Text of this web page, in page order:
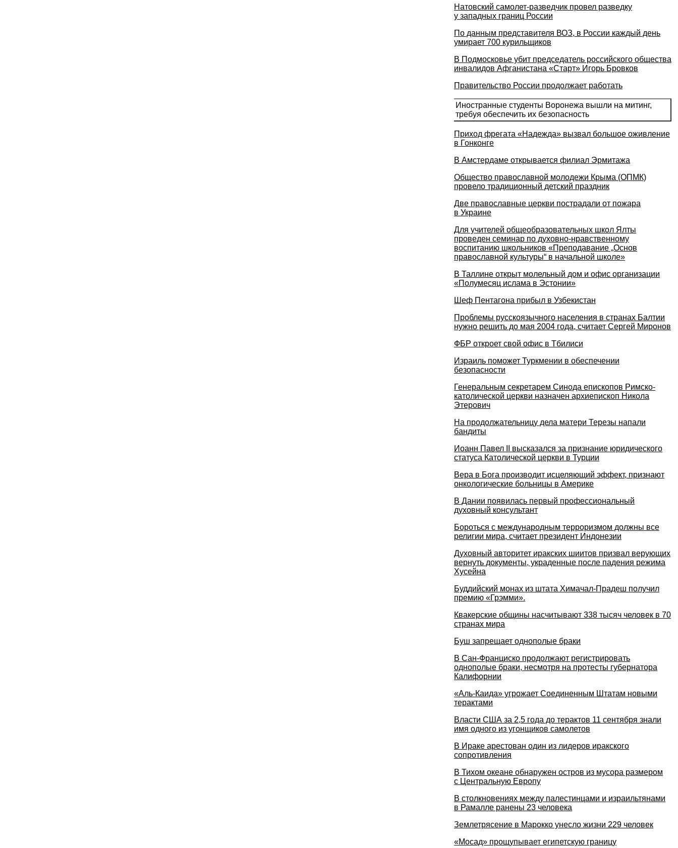
Натовский самолет-разведчик провел разведку
у западных границ России
По данным представителя ВОЗ, в России каждый день
умирает 700 курильщиков
В Подмосковье убит председатель российского общества
инвалидов Афганистана «Старт» Игорь Бровков
Правительство России продолжает работать
Иностранные студенты Воронежа вышли на митинг,
требуя обеспечить их безопасность
Приход фрегата «Надежда» вызвал большое оживление
в Гонконге
В Амстердаме открывается филиал Эрмитажа
Общество православной молодежи Крыма (ОПМК)
провело традиционный детский праздник
Две православные церкви пострадали от пожара
в Украине
Для учителей общеобразовательных школ Ялты
проведен семинар по духовно-нравственному
воспитанию школьников «Преподавание „Основ
православной культуры“ в начальной школе»
В Таллине открыт молельный дом и офис организации
«Полумесяц ислама в Эстонии»
Шеф Пентагона прибыл в Узбекистан
Проблемы русскоязычного населения в странах Балтии
нужно решить до мая 2004 года, считает Сергей Миронов
ФБР откроет свой офис в Тбилиси
Израиль поможет Туркмении в обеспечении
безопасности
Генеральным секретарем Синода епископов Римско-
католической церкви назначен архиепископ Никола
Этерович
На продолжательницу дела матери Терезы напали
бандиты
Иоанн Павел II высказался за признание юридического
статуса Католической церкви в Турции
Вера в Бога производит исцеляющий эффект, признают
онкологические больницы в Америке
В Дании появилась первый профессиональный
духовный консультант
Бороться с международным терроризмом должны все
религии мира, считает президент Индонезии
Духовный авторитет иракских шиитов призвал верующих
вернуть документы, украденные после падения режима
Хусейна
Буддийский монах из штата Химачал-Прадеш получил
премию «Грэмми».
Квакерские общины насчитывают 338 тысяч человек в 70
странах мира
Буш запрещает однополые браки
В Сан-Франциско продолжают регистрировать
однополые браки, несмотря на протесты губернатора
Калифорнии
«Аль-Каида» угрожает Соединенным Штатам новыми
терактами
Власти США за 2,5 года до терактов 11 сентября знали
имя одного из угонщиков самолетов
В Ираке арестован один из лидеров иракского
сопротивления
В Тихом океане обнаружен остров из мусора размером
с Центральную Европу
В столкновениях между палестинцами и израильтянами
в Рамалле ранены 23 человека
Землетрясение в Марокко унесло жизни 229 человек
«Мосад» прощупывает египетскую границу